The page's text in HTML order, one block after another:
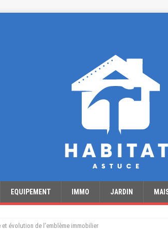
EQUIPEMENT IMMO JARDIN
évolution de l’emblème immobilier